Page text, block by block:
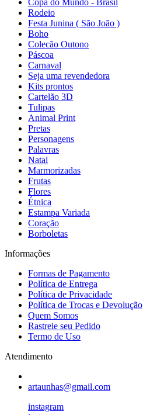
Rodeio
Festa Junina ( São João )
Boho
Colecão Outono
Páscoa
Carnaval
Seja uma revendedora
Kits prontos
Cartelão 3D
Tulipas
Animal Print
Pretas
Personagens
Palavras
Natal
Marmorizadas
Frutas
Flores
Étnica
Estampa Variada
Coração
Borboletas
Informações
Formas de Pagamento
Política de Entrega
Política de Privacidade
Política de Trocas e Devolução
Quem Somos
Rastreie seu Pedido
Termo de Uso
Atendimento
artaunhas@gmail.com
instagram